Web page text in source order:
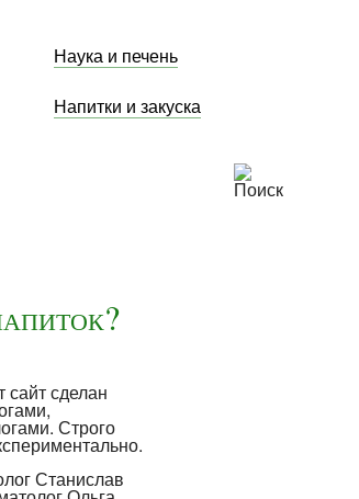
Наука и печень
Напитки и закуска
сайт сделан
Строго